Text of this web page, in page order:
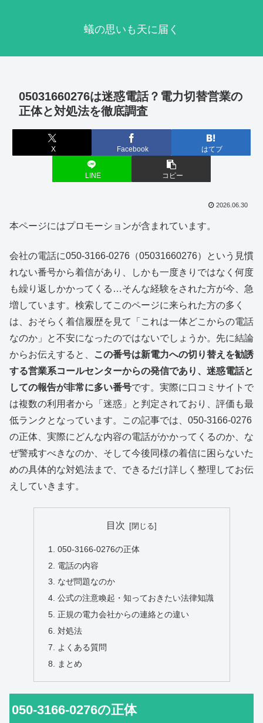
蟻の思いも天に届く
05031660276は迷惑電話？電力切替営業の
正体と対処法を徹底調査
X Facebook はてブ
LINE コピー
2026.06.30
本ページにはプロモーションが含まれています。
会社の電話に050-3166-0276（05031660276）という見慣
れない番号から着信があり、しかも一度きりではなく何度
も繰り返しかかってくる…そんな経験をされた方が今、急
増しています。検索してこのページに来られた方の多く
は、おそらく着信履歴を見て「これは一体どこからの電話
なのか」と不安になったのではないでしょうか。先に結論
からお伝えすると、
この番号は新電力への切り替えを勧誘
する営業系コールセンターからの発信であり、迷惑電話と
しての報告が非常に多い番号です。実際に口コミサイトで
は複数の利用者から「迷惑」と判定されており、評価も最
低ランクとなっています。この記事では、050-3166-0276
の正体、実際にどんな内容の電話がかかってくるのか、な
ぜ警戒すべきなのか、そして今後同様の着信に困らないた
めの具体的な対処法まで、できるだけ詳しく整理してお伝
えしていきます。
目次
050-3166-0276の正体
電話の内容
なぜ問題なのか
公式の注意喚起・知っておきたい法律知識
正規の電力会社からの連絡との違い
対処法
よくある質問
まとめ
050-3166-0276の正体